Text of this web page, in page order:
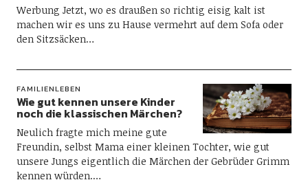
Werbung Jetzt, wo es draußen so richtig eisig kalt ist
machen wir es uns zu Hause vermehrt auf dem Sofa oder
den Sitzsäcken…
FAMILIENLEBEN
Wie gut kennen unsere Kinder
noch die klassischen Märchen?
Neulich fragte mich meine gute
Freundin, selbst Mama einer kleinen Tochter, wie gut
unsere Jungs eigentlich die Märchen der Gebrüder Grimm
kennen würden.…